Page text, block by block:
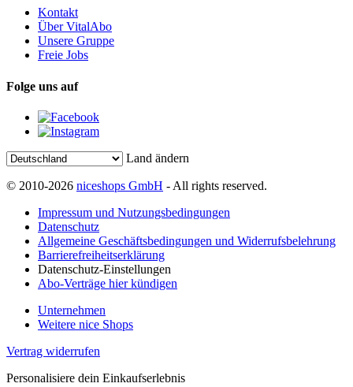
Kontakt
Über VitalAbo
Unsere Gruppe
Freie Jobs
Folge uns auf
Land ändern
© 2010-2026 niceshops GmbH - All rights reserved.
Impressum und Nutzungsbedingungen
Datenschutz
Allgemeine Geschäftsbedingungen und Widerrufsbelehrung
Barrierefreiheitserklärung
Datenschutz-Einstellungen
Abo-Verträge hier kündigen
Unternehmen
Weitere nice Shops
Vertrag widerrufen
Personalisiere dein Einkaufserlebnis